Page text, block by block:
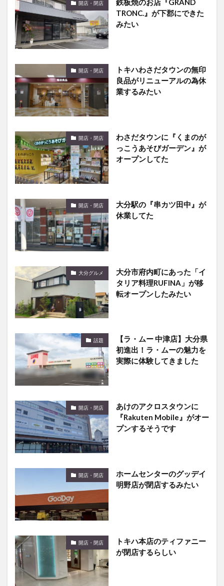
開店・閉店
鉄板焼のお店『GRAND
TRONC.』が下郡にできた
みたい
開店・閉店
トキハわさだタウンの無印
良品がリニューアルの為休
業するみたい
開店・閉店
わさだタウンに『くまのが
っこうあそびガーデン』が
オープンしてた
開店・閉店
大分駅の『串カツ田中』が
休業してた
大分グルメ
大分市府内町にあった「イ
タリア料理RUFINA」が移
転オープンしたみたい
話題
【ラ・ムー 中津店】大分県
初進出！ラ・ムーの魅力を
実際に体験してきました
開店・閉店
あけのアクロスタウンに
『Rakuten Mobile』がオー
プンするそうです
開店・閉店
ホームセンターのグッデイ
明野店が閉店するみたい
開店・閉店
トキハ本店のティファニー
が閉店するらしい